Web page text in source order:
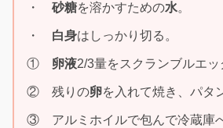
・ 砂糖を溶かすための水。
・ 白身はしっかり切る。
① 卵液2/3量をスクランブルエッ
② 残りの卵を入れて焼き、パタ
③ アルミホイルで包んで冷蔵庫へ